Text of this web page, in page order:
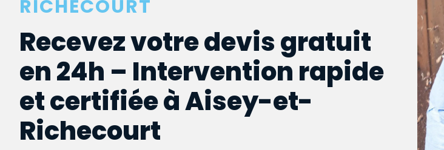
RICHECOURT
Recevez votre devis gratuit
en 24h – Intervention rapide
et certifiée à Aisey-et-
Richecourt